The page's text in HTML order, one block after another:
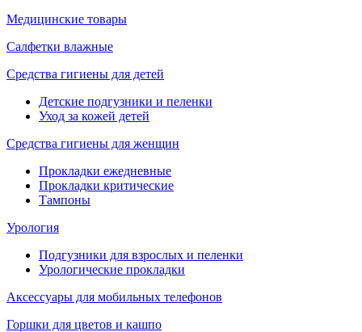
Медицинские товары
Салфетки влажные
Средства гигиены для детей
Детские подгузники и пеленки
Уход за кожей детей
Средства гигиены для женщин
Прокладки ежедневные
Прокладки критические
Тампоны
Урология
Подгузники для взрослых и пеленки
Урологические прокладки
Аксессуары для мобильных телефонов
Горшки для цветов и кашпо